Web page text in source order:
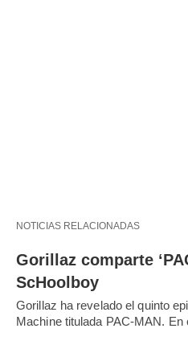
NOTICIAS RELACIONADAS
Gorillaz comparte
ScHoolboy
Gorillaz ha revelado el quinto
Machine titulada PAC-MAN.